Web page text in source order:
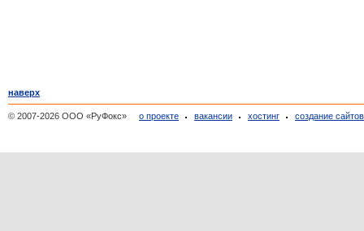
наверх
© 2007-2026 ООО «РуФокс» о проекте вакансии хостинг создание сайтов